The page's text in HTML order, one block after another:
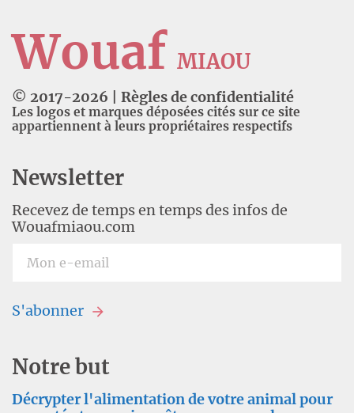
Wouaf MIAOU
© 2017-2026 Règles de confidentialité
Les logos et marques déposées cités sur ce site
appartiennent à leurs propriétaires respectifs
Newsletter
Recevez de temps en temps des infos de
Wouafmiaou.com
S'abonner
Notre but
Décrypter l'alimentation de votre animal pour